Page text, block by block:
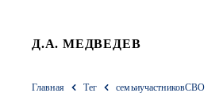
Д.А. МЕДВЕДЕВ
Главная Тег семьиучастниковСВО